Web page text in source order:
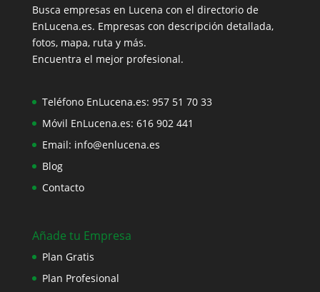
Busca empresas en Lucena con el directorio de
EnLucena.es. Empresas con descripción detallada,
fotos, mapa, ruta y más.
Encuentra el mejor profesional.
Teléfono EnLucena.es: 957 51 70 33
Móvil EnLucena.es: 616 902 441
Email: info@enlucena.es
Blog
Contacto
Añade tu Empresa
Plan Gratis
Plan Profesional